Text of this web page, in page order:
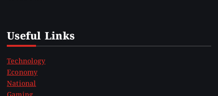
Useful Links
Technology
Economy
National